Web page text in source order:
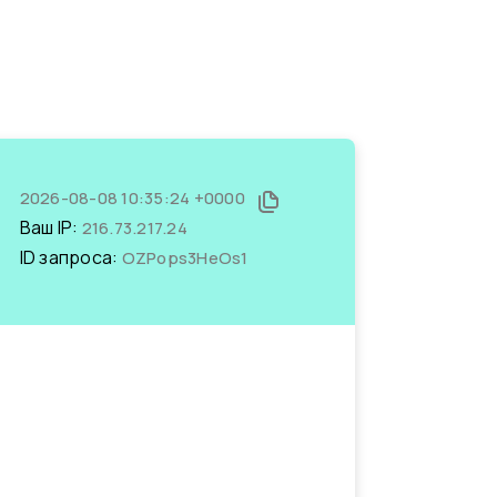
2026-08-08 10:35:24 +0000
Ваш IP: 216.73.217.24
ID запроса: OZPops3HeOs1